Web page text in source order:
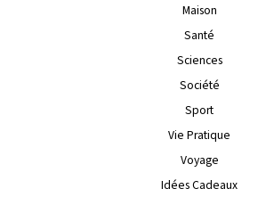
Maison
Santé
Sciences
Société
Sport
Vie Pratique
Voyage
Idées Cadeaux